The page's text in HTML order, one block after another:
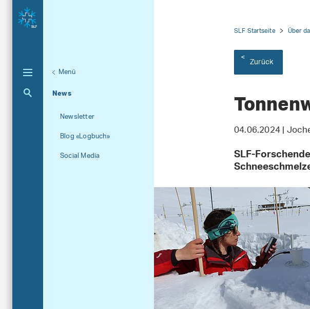
Unternavigation
Menü
News
Aktuelle Navigation
Newsletter
Blog «Logbuch»
Social Media
SLF Startseite Über
Zurück
04.06.2024 |
SLF-